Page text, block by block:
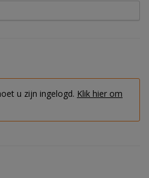
u zijn ingelogd. Klik hier om